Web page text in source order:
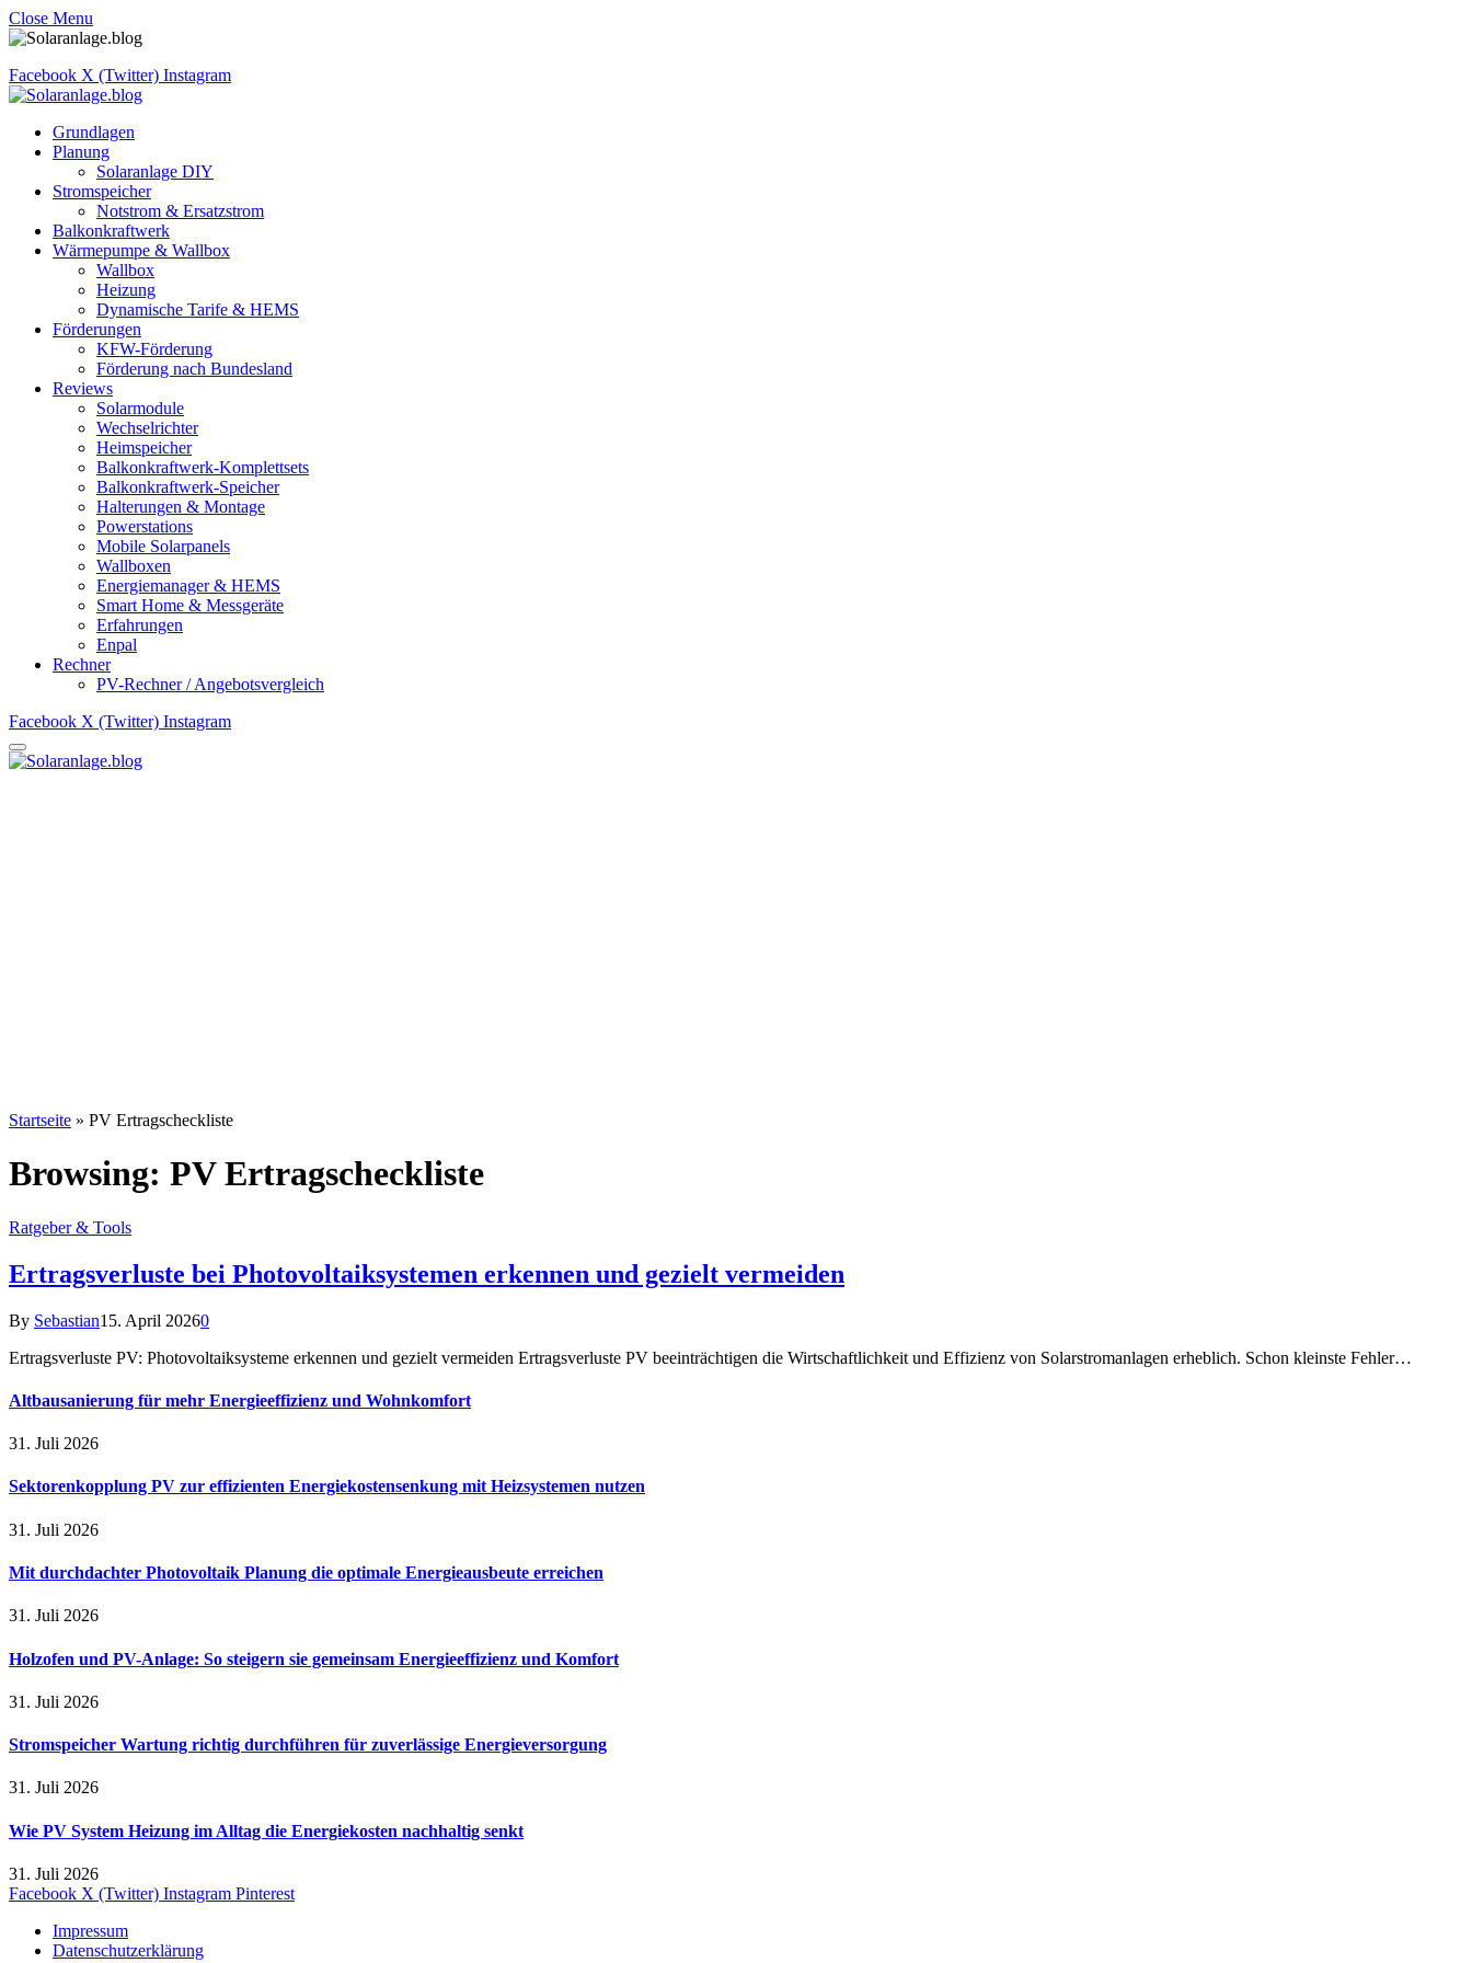
Close Menu
Facebook X (Twitter) Instagram
Grundlagen
Planung
Solaranlage DIY
Stromspeicher
Notstrom & Ersatzstrom
Balkonkraftwerk
Wärmepumpe & Wallbox
Wallbox
Heizung
Dynamische Tarife & HEMS
Förderungen
KFW-Förderung
Förderung nach Bundesland
Reviews
Solarmodule
Wechselrichter
Heimspeicher
Balkonkraftwerk-Komplettsets
Balkonkraftwerk-Speicher
Halterungen & Montage
Powerstations
Mobile Solarpanels
Wallboxen
Energiemanager & HEMS
Smart Home & Messgeräte
Erfahrungen
Enpal
Rechner
PV-Rechner / Angebotsvergleich
Facebook X (Twitter) Instagram
Startseite » PV Ertragscheckliste
Browsing: PV Ertragscheckliste
Ratgeber & Tools
Ertragsverluste bei Photovoltaiksystemen erkennen und gezielt vermeiden
By Sebastian15. April 20260
Ertragsverluste PV: Photovoltaiksysteme erkennen und gezielt vermeiden Ertragsverluste PV beeinträchtigen die Wirtschaftlichkeit und Effizienz von Solarstromanlagen erheblich. Schon kleinste Fehler…
Altbausanierung für mehr Energieeffizienz und Wohnkomfort
31. Juli 2026
Sektorenkopplung PV zur effizienten Energiekostensenkung mit Heizsystemen nutzen
31. Juli 2026
Mit durchdachter Photovoltaik Planung die optimale Energieausbeute erreichen
31. Juli 2026
Holzofen und PV-Anlage: So steigern sie gemeinsam Energieeffizienz und Komfort
31. Juli 2026
Stromspeicher Wartung richtig durchführen für zuverlässige Energieversorgung
31. Juli 2026
Wie PV System Heizung im Alltag die Energiekosten nachhaltig senkt
31. Juli 2026
Facebook X (Twitter) Instagram Pinterest
Impressum
Datenschutzerklärung